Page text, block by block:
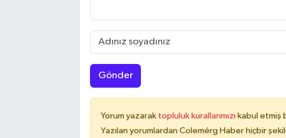
Gönder
Yorum yazarak topluluk kurallarımızı kabul etmiş
Yazılan yorumlardan Colemérg Haber hiçbir